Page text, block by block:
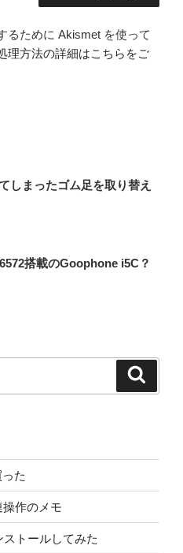
るために Akismet を使って
理方法の詳細はこちらをご
しまったゴム足を取り替え
搭載のGoophone i5C？
た
操作のメモ
ストールしてみた